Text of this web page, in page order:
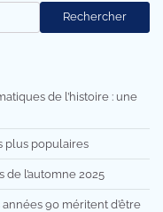
Rechercher
de l’histoire : une
plus populaires
l’automne 2025
90 méritent d’être